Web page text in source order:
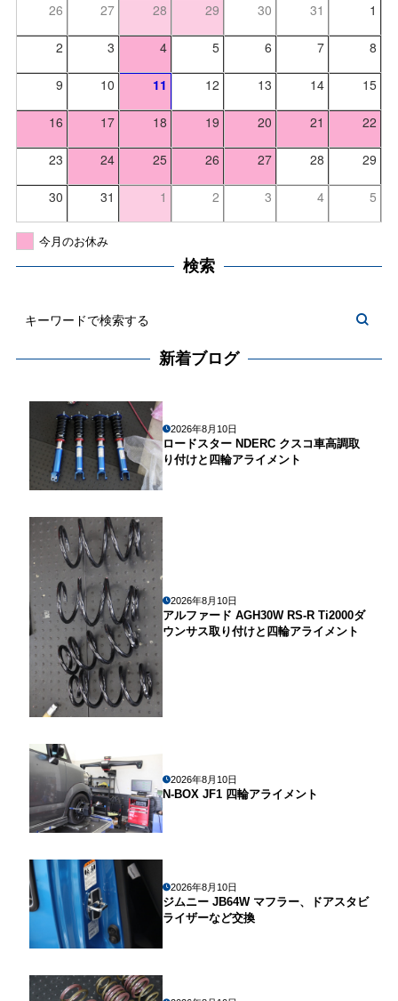
26 27 28 29 30 31 1
2 3 4 5 6 7 8
9 10 11 12 13 14 15
16 17 18 19 20 21 22
23 24 25 26 27 28 29
30 31 1 2 3 4 5
今月のお休み
検索
新着ブログ
2026年8月10日
ロードスター NDERC クスコ車高調取
り付けと四輪アライメント
2026年8月10日
アルファード AGH30W RS-R Ti2000ダ
ウンサス取り付けと四輪アライメント
2026年8月10日
N-BOX JF1 四輪アライメント
2026年8月10日
ジムニー JB64W マフラー、ドアスタビ
ライザーなど交換